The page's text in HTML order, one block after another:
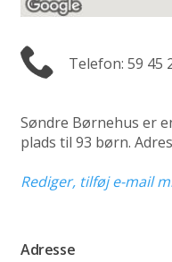
Telefon: 59 45
Søndre Børnehus er
plads til 93 børn.
Rediger, tilføj e-mail
Adresse